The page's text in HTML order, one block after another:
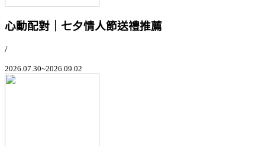
心動配對｜七夕情人節送禮推薦
/
2026.07.30~2026.09.02